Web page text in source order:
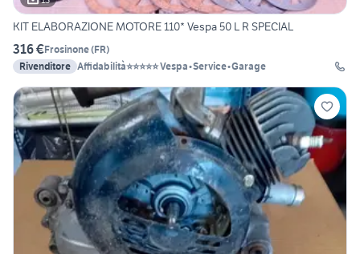
KIT ELABORAZIONE MOTORE 110* Vespa 50 L R SPECIAL
316 €Frosinone(FR)
Rivenditore Affidabilità⭐⭐⭐⭐⭐ Vespa•Service•Garage